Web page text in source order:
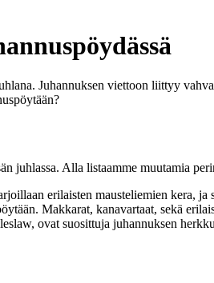
Juhannuksen viettoon liittyy
juhlassa. Alla listaamme muutamia
erilaisten mausteliemien kera,
Makkarat, kanavartaat, sekä
ovat suosittuja juhannuksen